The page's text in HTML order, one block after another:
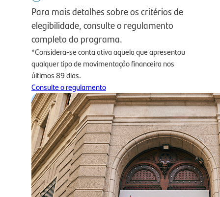
Para mais detalhes sobre os critérios de
elegibilidade, consulte o regulamento
completo do programa.
*Considera-se conta ativa aquela que apresentou
qualquer tipo de movimentação financeira nos
últimos 89 dias.
Consulte o regulamento